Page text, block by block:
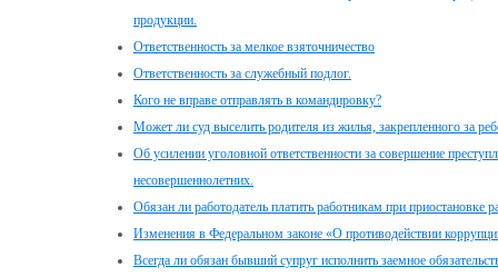
продукции.
Ответственность за мелкое взяточничество
Ответственность за служебный подлог.
Кого не вправе отправлять в командировку?
Может ли суд выселить родителя из жилья, закрепленного за
Об усилении уголовной ответственности за совершение
несовершеннолетних.
Обязан ли работодатель платить работникам при приостановке
Изменения в Федеральном законе «О противодействии
Всегда ли обязан бывший супруг исполнить заемное